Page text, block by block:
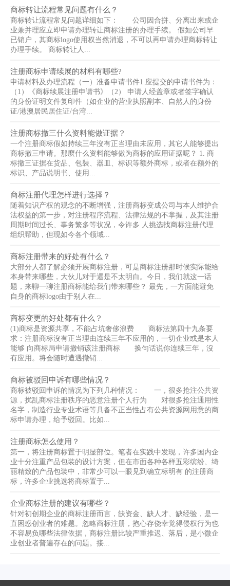
商标转让流程常见问题有什么？
商标转让流程常见问题详细如下： 公司因合拼、分离出来或企
业兼并理应立即申请办理转让商标注册的办理手续。 假如公司早
已销户，其商标logo使用权当然消退，不可以再申请办理商标转让
办理手续。 商标转让人...
注册商标申请续展的材料有哪些?
申请材料及办理流程（一）准备申请书件1.应提交的申请书件为：
（1）《商标续展注册申请书》（2） 申请人经盖章或者签字确认
的身份证明文件复印件（如企业的营业执照副本、自然人的身份
证/港澳居民居住证/台湾...
注册商标撤三什么资料能做证据？
一个注册商标假如持续三年沒有正当理由未应用，其它人能够提出
商标撤三申请。那麼什么资料能够做为商标的应用证据呢？ 1. 商
标撤三证据在货品、包裝、器皿、标识等额外商标，或者在额外的
标识、产品说明书、使用...
商标注册代理怎样进行选择？
随着知识产权的观念的不断增强，注册商标变成公司与本人维护合
法权益的第一步，对注册程序流程、法律法规的不掌握，及其注册
周期时间过长、事务繁多等状况，令许多 人挑选找商标注册代理
组织帮助，但现如今各个领域...
商标注册带来的好处有什么？
大部分人都了解必须开展商标注册，可是商标注册那时候实际能给
本身带来哪些，大伙儿对于還是不太明白。今日，我们就这一话
题，来聊一聊注册商标能给我们带来哪些？ 最先，一方面能避免
自身的商标logo由于别人在...
商标变更的好处都有什么？
(1)商标是资源共享，不能占坑奢侈浪费 商标法第四十九条要
求：注册商标沒有正当理由连续三年不应用的，一切企业或是本人
能够 向商标局申请撤销该注册商标 换句话说你连续三年，沒
有应用。将会随时遭遇撤销...
商标被驳回申诉有哪些情况？
商标被驳回申诉的情况为下列几种情况： 一，很多抢注公共资
源，扰乱商标注册秩序的恶意注册个人行为 对很多抢注通用性
名字，制造行业专业术语等具备不正当性占有公共资源网用意的商
标申请办理，给予驳回。比如...
注册商标怎么使用？
第一，将注册商标置于明显部位。笔者在实践中发现，许多国内企
业十分注重产品包装的设计方案，但在市面各种各样五彩缤纷、绮
丽精致的产品包装中，非常少可以一眼见到确立标明有 的注册商
标，许多企业挑选将商标置于...
企业商标注册的建议有哪些？
针对初创期企业的商标注册而言，缺资金、缺人才、缺经验，是一
直困惑创业者的难题。忽略商标注册，抱心存侥幸觉得侵权行为也
不容易负哪些法律依据，商标注册比较严重推迟、落后，是小微企
业创业者普遍存在的问题。接...